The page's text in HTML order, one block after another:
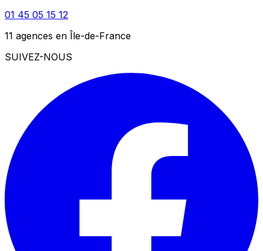
01 45 05 15 12
11 agences en Île-de-France
SUIVEZ-NOUS